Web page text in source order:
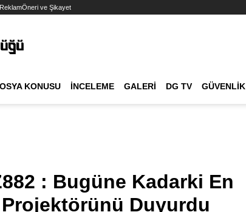
ReklamÖneri ve Şikayet
KONUSU İNCELEME GALERI DG TV GÜVENLIK
: Bugüne Kadarki En
Duyurdu